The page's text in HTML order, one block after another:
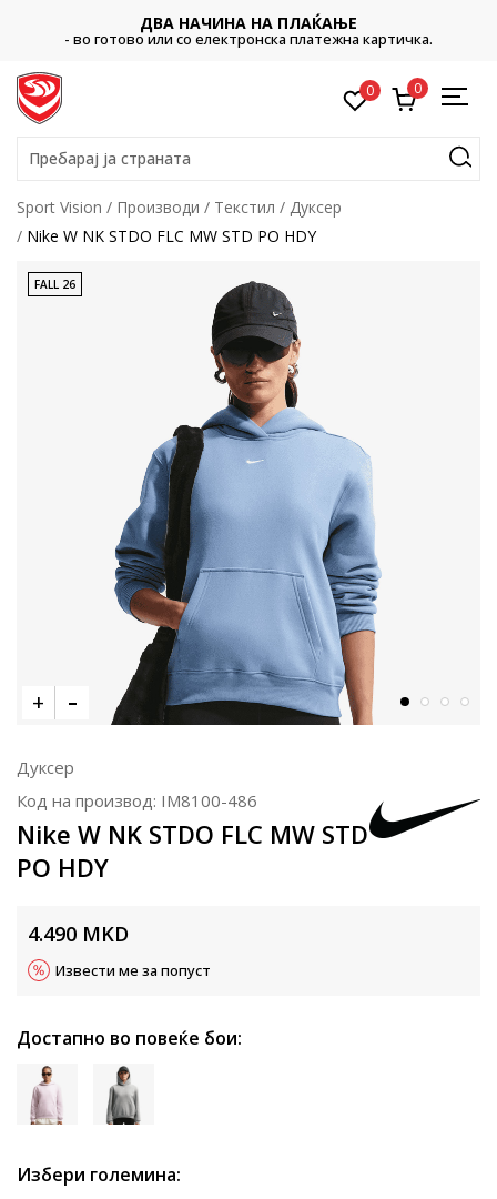
ДВА НАЧИНА НА ПЛАЌАЊЕ
- во готово или со електронска платежна картичка.
0 0
Пребарај ја страната
Sport Vision Производи Текстил
Дуксер
Nike W NK STDO FLC MW STD PO HDY
FALL 26
Дуксер
Код на производ: IM8100-486
Nike W NK STDO FLC MW STD
PO HDY
4.490 MKD
Извести ме за попуст
Достапно во повеќе бои:
Избери големина: